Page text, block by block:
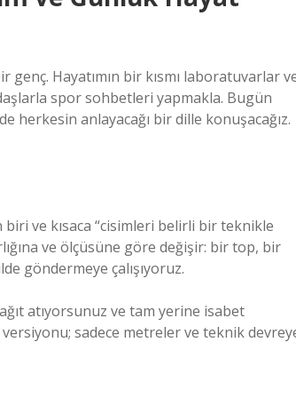
Hayatımın bir kısmı laboratuvarlar
spor sohbetleri yapmakla. Bugün
herkesin anlayacağı bir dille konuşacağız.
ve kısaca “cisimleri belirli bir teknikle
ve ölçüsüne göre değişir: bir top, bir
göndermeye çalışıyoruz.
atıyorsunuz ve tam yerine isabet
sadece metreler ve teknik